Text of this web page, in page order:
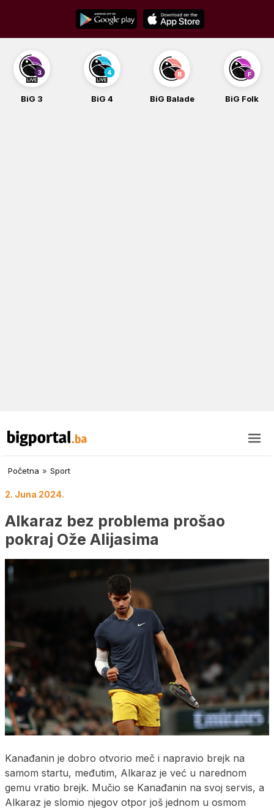
content
BiG 3 BiG 4 BiG Balade BiG Folk
Početna » Sport
2. Juna 2024.
Alkaraz bez problema prošao
pokraj Ože Alijasima
Kanađanin je dobro otvorio meč i napravio brejk na
samom startu, međutim, Alkaraz je već u narednom
gemu vratio brejk. Mučio se Kanađanin na svoj servis, a
Alkaraz je slomio njegov otpor još jednom u osmom